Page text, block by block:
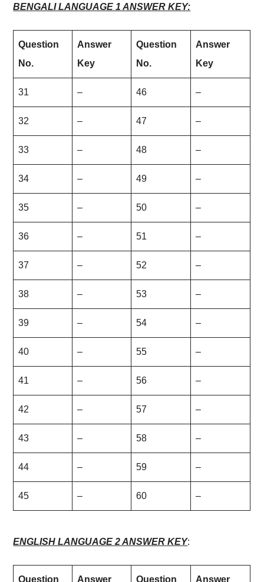
BENGALI LANGUAGE 1 ANSWER KEY:
Question
No.
Answer
Key
Question
No.
Answer
Key
31 – 46 –
32 – 47 –
33 – 48 –
34 – 49 –
35 – 50 –
36 – 51 –
37 – 52 –
38 – 53 –
39 – 54 –
40 – 55 –
41 – 56 –
42 – 57 –
43 – 58 –
44 – 59 –
45 – 60 –
ENGLISH LANGUAGE 2 ANSWER KEY:
Question
Answer
Question
Answer